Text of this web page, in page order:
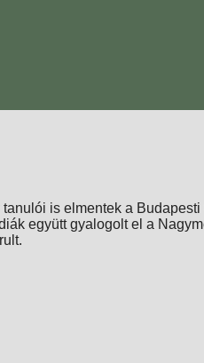
is elmentek a
együtt gyalogolt el a